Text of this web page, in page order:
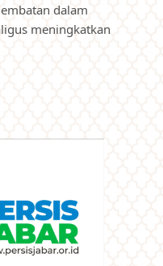
dalam
meningkatkan